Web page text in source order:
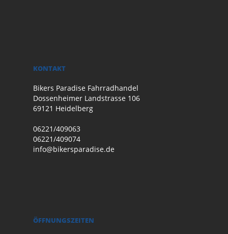
KONTAKT
Bikers Paradise Fahrradhandel
Dossenheimer Landstrasse 106
69121 Heidelberg
06221/409063
06221/409074
info@bikersparadise.de
ÖFFNUNGSZEITEN